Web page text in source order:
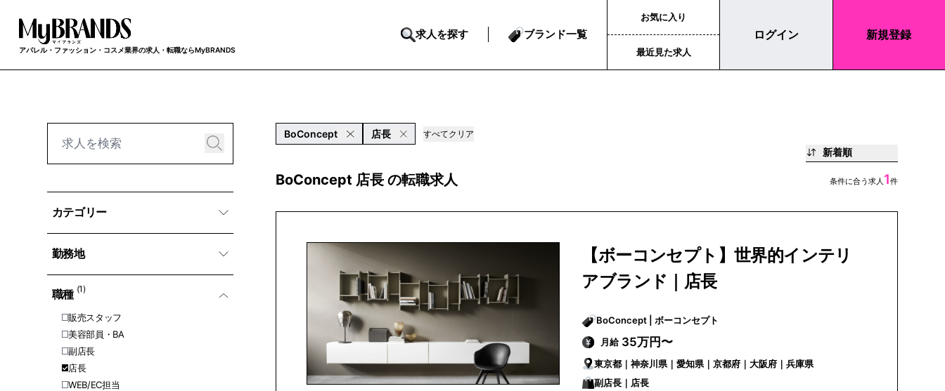
アパレル・ファッション・コスメ業界の求人・転職ならMyBRANDS
求人を探す ブランド一覧
お気に入り
最近見た求人
ログイン 新規登録
カテゴリー
勤務地
職種 (1)
販売スタッフ
美容部員・BA
副店長
店長
WEB/EC担当
BoConcept 店長 すべてクリア
新着順
BoConcept 店長 の転職求人 条件に合う求人 1件
【ボーコンセプト】世界的インテリ
アブランド｜店長
BoConcept | ボーコンセプト
月給 35万円〜
東京都｜神奈川県｜愛知県｜京都府｜大阪府｜兵庫県
副店長｜店長